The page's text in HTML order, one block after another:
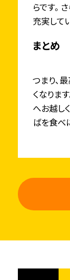
らです。
充実して
まとめ
つまり、
くなりま
へお越し
ばを食べ